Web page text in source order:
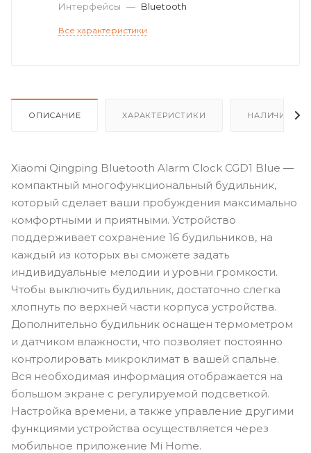
Интерфейсы — Bluetooth
Все характеристики
ОПИСАНИЕ ХАРАКТЕРИСТИКИ НАЛИЧИЕ
Xiaomi Qingping Bluetooth Alarm Clock CGD1 Blue —
компактный многофункциональный будильник,
который сделает ваши пробуждения максимально
комфортными и приятными. Устройство
поддерживает сохранение 16 будильников, на
каждый из которых вы сможете задать
индивидуальные мелодии и уровни громкости.
Чтобы выключить будильник, достаточно слегка
хлопнуть по верхней части корпуса устройства.
Дополнительно будильник оснащен термометром
и датчиком влажности, что позволяет постоянно
контролировать микроклимат в вашей спальне.
Вся необходимая информация отображается на
большом экране с регулируемой подсветкой.
Настройка времени, а также управление другими
функциями устройства осуществляется через
мобильное приложение Mi Home.